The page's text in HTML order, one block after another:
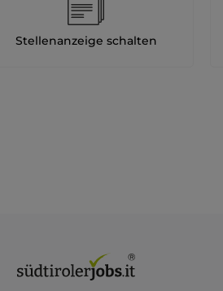
Stellenanzeige schalten